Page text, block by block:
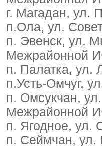
г. Магадан, ул.
п.Ола, ул.
п. Эвенск, ул.
Межрайонной
п. Палатка, ул.
п.Усть-Омчуг,
п. Омсукчан,
Межрайонной
п. Ягодное, ул.
п. Сеймчан, ул.